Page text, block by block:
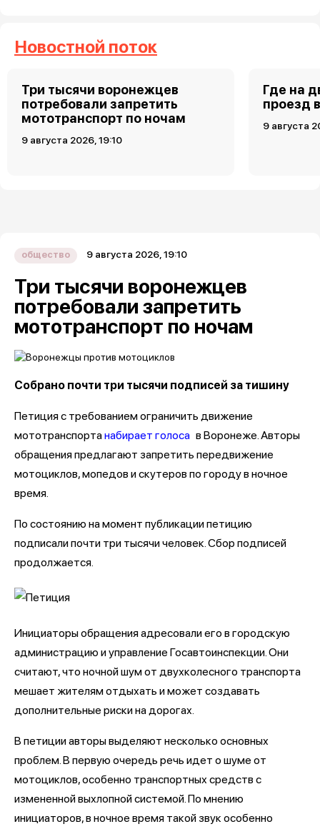
Новостной поток
Три тысячи воронежцев
потребовали запретить
мототранспорт по ночам
9 августа 2026, 19:10
Где на
проезд
9 августа
общество 9 августа 2026, 19:10
Три тысячи воронежцев
потребовали запретить
мототранспорт по ночам
Собрано почти три тысячи подписей за тишину
Петиция с требованием ограничить движение
мототранспортанабирает голоса в Воронеже. Авторы
обращения предлагают запретить передвижение
мотоциклов, мопедов и скутеров по городу в ночное
время.
По состоянию на момент публикации петицию
подписали почти три тысячи человек. Сбор подписей
продолжается.
Инициаторы обращения адресовали его в городскую
администрацию и управление Госавтоинспекции. Они
считают, что ночной шум от двухколесного транспорта
мешает жителям отдыхать и может создавать
дополнительные риски на дорогах.
В петиции авторы выделяют несколько основных
проблем. В первую очередь речь идет о шуме от
мотоциклов, особенно транспортных средств с
измененной выхлопной системой. По мнению
инициаторов, в ночное время такой звук особенно